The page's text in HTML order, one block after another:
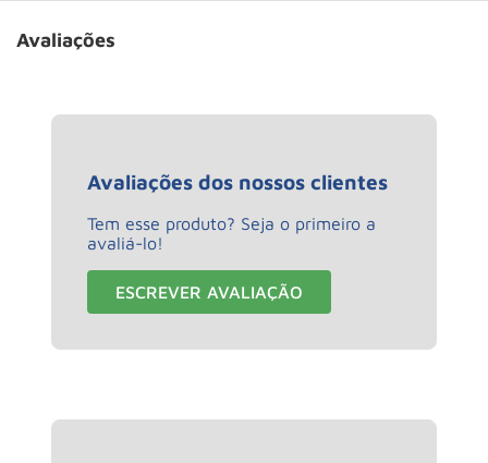
Avaliações
Avaliações dos nossos clientes
Tem esse produto? Seja o primeiro a
avaliá-lo!
ESCREVER AVALIAÇÃO